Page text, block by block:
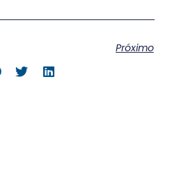
Próximo